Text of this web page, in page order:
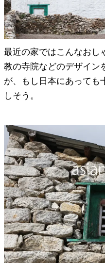
最近の家ではこんなおし
教の寺院などのデザイン
が、もし日本にあっても
しそう。